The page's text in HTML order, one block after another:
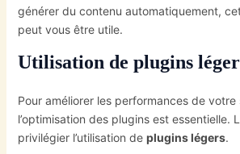
générer du contenu automatiquement,
peut vous être utile.
Utilisation de plugins
Pour améliorer les performances de votre
l’optimisation des plugins est essentielle.
privilégier l’utilisation de plugins légers.